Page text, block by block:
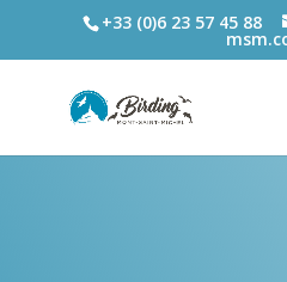
+33 (0)6 23 57 45 88